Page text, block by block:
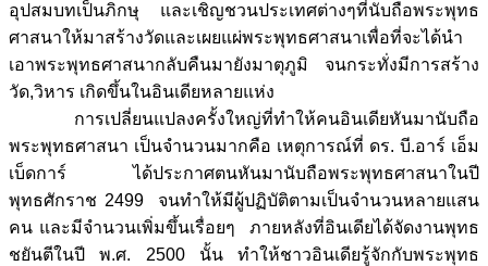
อุปสมบทเป็นภิกษุ และเชิญชวนประเทศต่างๆที่นับถือพระพุทธ
ศาสนาให้มาสร้างวัดและเผยแผ่พระพุทธศาสนาเพื่อที่จะได้นำ
เอาพระพุทธศาสนากลับคืนมายังมาตุภูมิ จนกระทั่งมีการสร้าง
วัด,วิหาร เกิดขึ้นในอินเดียหลายแห่ง
การเปลี่ยนแปลงครั้งใหญ่ที่ทำให้คนอินเดียหันมานับถือ
พระพุทธศาสนา เป็นจำนวนมากคือ เหตุการณ์ที่ ดร. บี.อาร์ เอ็ม
เบ็ดการ์ ได้ประกาศตนหันมานับถือพระพุทธศาสนาในปี
พุทธศักราช 2499 จนทำให้มีผู้ปฏิบัติตามเป็นจำนวนหลายแสน
คน และมีจำนวนเพิ่มขึ้นเรื่อยๆ ภายหลังที่อินเดียได้จัดงานพุทธ
ชยันตีในปี พ.ศ. 2500 นั้น ทำให้ชาวอินเดียรู้จักกับพระพุทธ